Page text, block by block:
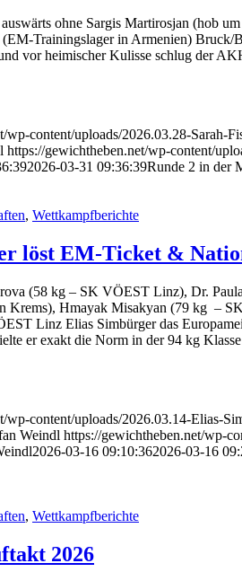
ohne Sargis Martirosjan (hob
Trainingslager in Armenien) Bruck/
vor heimischer Kulisse schlug der
wp-content/uploads/2026.03.28-Sarah-
https://gewichtheben.net/wp-content/
2026-03-31 09:36:39Runde 2 in der
, Wettkampfberichte
löst EM-Ticket &
(58 kg – SK VÖEST Linz), Dr.
Krems), Hmayak Misakyan (79 kg –
Linz Elias Simbürger das
er exakt die Norm in der 94 kg
wp-content/uploads/2026.03.14-Elias-
Weindl https://gewichtheben.net/wp-
2026-03-16 09:10:362026-03-16
, Wettkampfberichte
2026